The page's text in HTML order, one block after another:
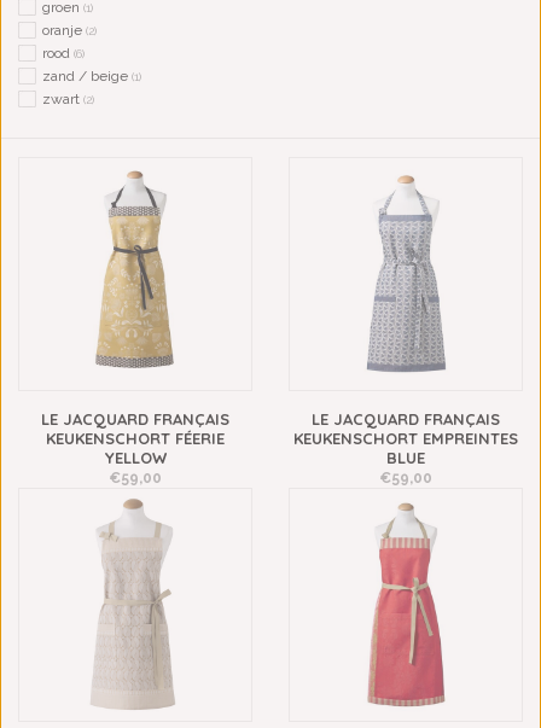
groen (1)
oranje (2)
rood (6)
zand / beige (1)
zwart (2)
LE JACQUARD FRANÇAIS
KEUKENSCHORT FÉERIE
YELLOW
€59,00
LE JACQUARD FRANÇAIS
KEUKENSCHORT EMPREINTES
BLUE
€59,00